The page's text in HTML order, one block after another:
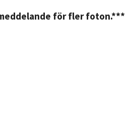
för fler foton.***